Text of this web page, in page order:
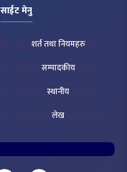
साईट मेनु
शर्त तथा नियमहरु
सम्पादकीय
स्थानीय
लेख